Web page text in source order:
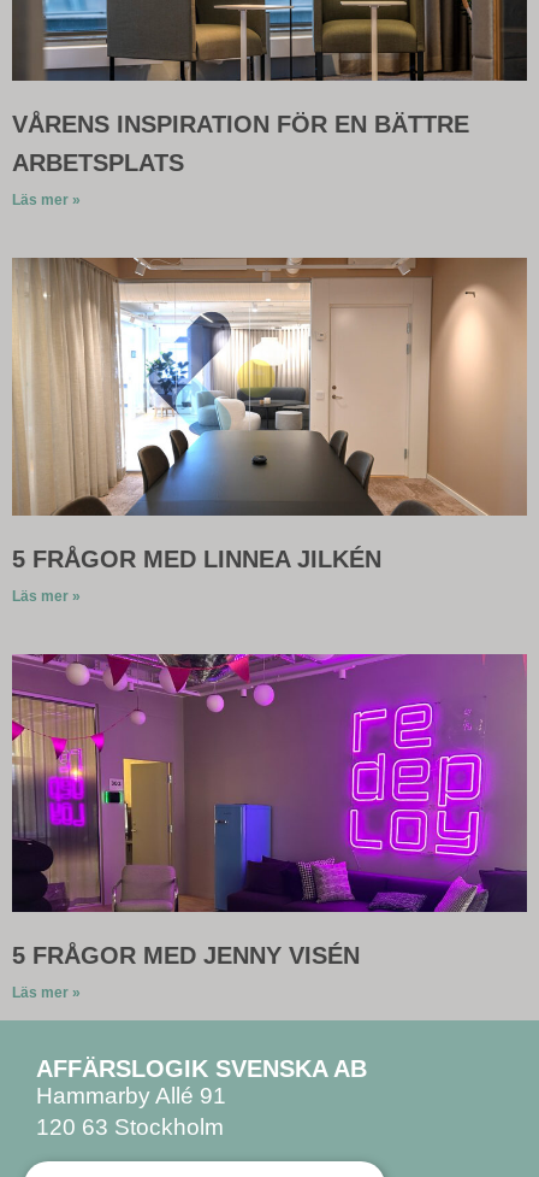
VÅRENS INSPIRATION FÖR EN BÄTTRE
ARBETSPLATS
Läs mer »
5 FRÅGOR MED LINNEA JILKÉN
Läs mer »
5 FRÅGOR MED JENNY VISÉN
Läs mer »
AFFÄRSLOGIK SVENSKA AB
Hammarby Allé 91
120 63 Stockholm